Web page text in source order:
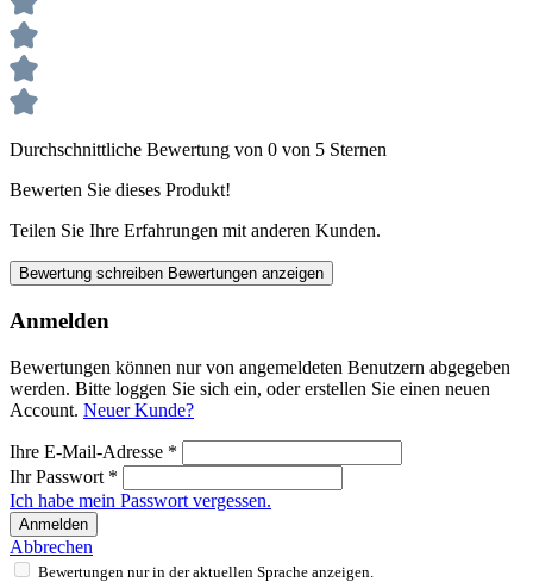
Durchschnittliche Bewertung von 0 von 5 Sternen
Bewerten Sie dieses Produkt!
Teilen Sie Ihre Erfahrungen mit anderen Kunden.
Bewertung schreiben Bewertungen anzeigen
Anmelden
Bewertungen können nur von angemeldeten Benutzern abgegeben
werden. Bitte loggen Sie sich ein, oder erstellen Sie einen neuen
Account. Neuer Kunde?
Ihre E-Mail-Adresse *
Ihr Passwort *
Ich habe mein Passwort vergessen.
Anmelden
Abbrechen
Bewertungen nur in der aktuellen Sprache anzeigen.